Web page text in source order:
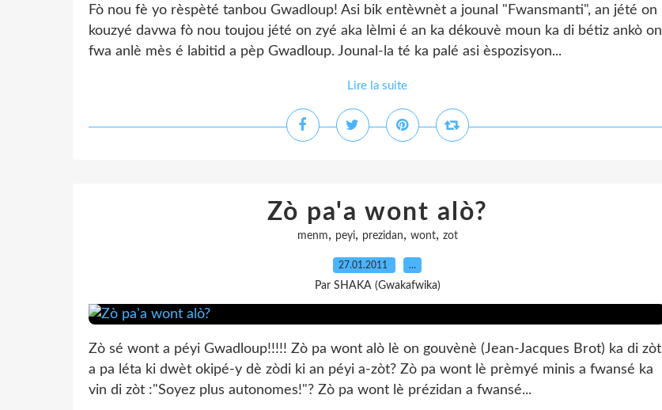
Fò nou fè yo rèspèté tanbou Gwadloup! Asi bik entèwnèt a jounal "Fwansmanti", an jété on
kouzyé davwa fò nou toujou jété on zyé aka lèlmi é an ka dékouvè moun ka di bétiz ankò on
fwa anlè mès é labitid a pèp Gwadloup. Jounal-la té ka palé asi èspozisyon...
Lire la suite
Zò pa'a wont alò?
menm, peyi, prezidan, wont, zot
27.01.2011 …
Par SHAKA (Gwakafwika)
Zò sé wont a péyi Gwadloup!!!!! Zò pa wont alò lè on gouvènè (Jean-Jacques Brot) ka di zòt
a pa léta ki dwèt okipé-y dè zòdi ki an péyi a-zòt? Zò pa wont lè prèmyé minis a fwansé ka
vin di zòt :"Soyez plus autonomes!"? Zò pa wont lè prézidan a fwansé...